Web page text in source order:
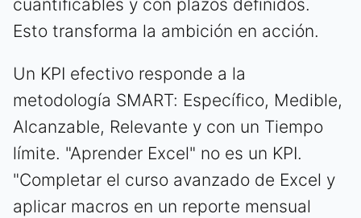
cuantificables y con plazos definidos.
Esto transforma la ambición en acción.
Un KPI efectivo responde a la
metodología SMART: Específico, Medible,
Alcanzable, Relevante y con un Tiempo
límite. "Aprender Excel" no es un KPI.
"Completar el curso avanzado de Excel y
aplicar macros en un reporte mensual